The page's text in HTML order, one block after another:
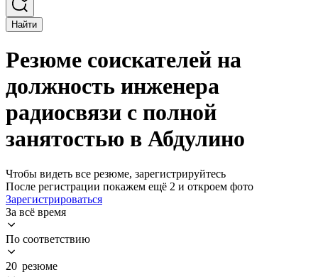
Найти
Резюме соискателей на
должность инженера
радиосвязи с полной
занятостью в Абдулино
Чтобы видеть все резюме, зарегистрируйтесь
После регистрации покажем ещё 2 и откроем фото
Зарегистрироваться
За всё время
По соответствию
20 резюме